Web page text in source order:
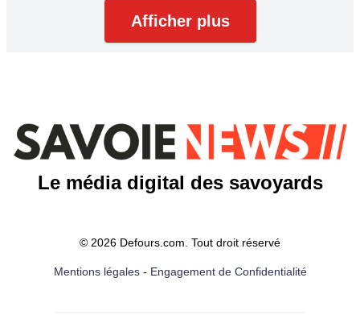
Afficher plus
Le média digital des savoyards
© 2026 Defours.com. Tout droit réservé
Mentions légales- Engagement de Confidentialité